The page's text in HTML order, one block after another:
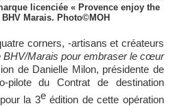
licenciée « Provence enjoy the
Marais. Photo©MOH
BHV/Marais pour embraser le cœur
de Danielle Milon, présidente de
pilote du Contrat de destination
la 3e édition de cette opération